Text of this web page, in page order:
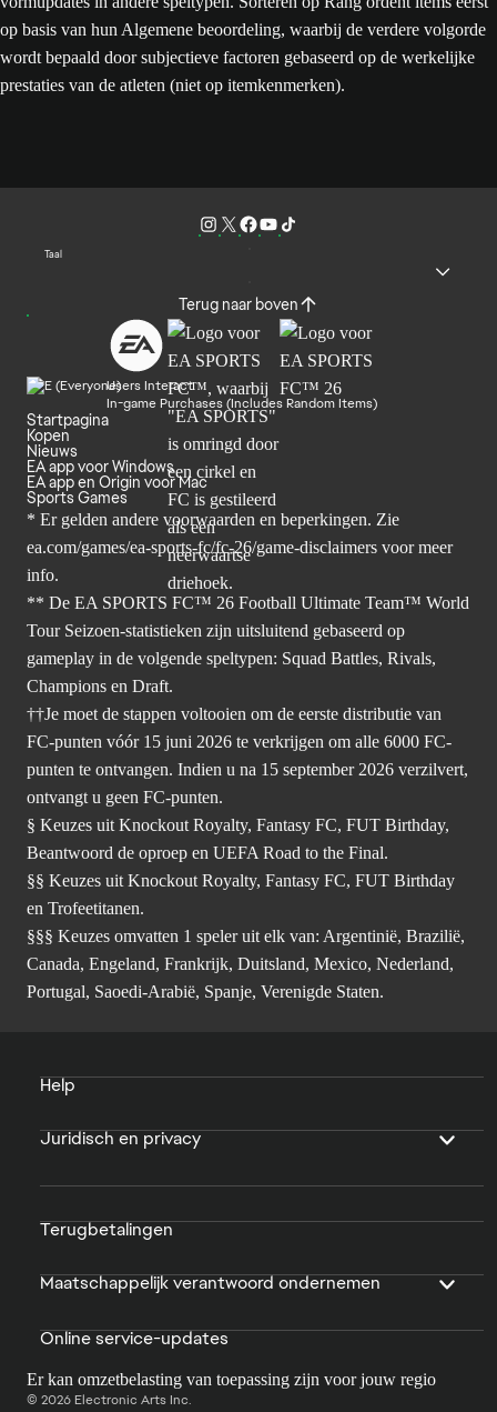
op basis van hun Algemene beoordeling, waarbij de verdere volgorde
wordt bepaald door subjectieve factoren gebaseerd op de werkelijke
prestaties van de atleten (niet op itemkenmerken).
Taal
Terug naar boven
Users Interact
In-game Purchases (Includes Random Items)
Startpagina
Kopen
Nieuws
EA app voor Windows
EA app en Origin voor Mac
Sports Games
* Er gelden andere voorwaarden en beperkingen. Zie
ea.com/games/ea-sports-fc/fc-26/game-disclaimers voor meer
info.
** De EA SPORTS FC™ 26 Football Ultimate Team™ World
Tour Seizoen-statistieken zijn uitsluitend gebaseerd op
gameplay in de volgende speltypen: Squad Battles, Rivals,
Champions en Draft.
††Je moet de stappen voltooien om de eerste distributie van
FC-punten vóór 15 juni 2026 te verkrijgen om alle 6000 FC-
punten te ontvangen. Indien u na 15 september 2026 verzilvert,
ontvangt u geen FC-punten.
§ Keuzes uit Knockout Royalty, Fantasy FC, FUT Birthday,
Beantwoord de oproep en UEFA Road to the Final.
§§ Keuzes uit Knockout Royalty, Fantasy FC, FUT Birthday
en Trofeetitanen.
§§§ Keuzes omvatten 1 speler uit elk van: Argentinië, Brazilië,
Canada, Engeland, Frankrijk, Duitsland, Mexico, Nederland,
Portugal, Saoedi-Arabië, Spanje, Verenigde Staten.
Help
Juridisch en privacy
Terugbetalingen
Maatschappelijk verantwoord ondernemen
Online service-updates
Er kan omzetbelasting van toepassing zijn voor jouw regio
© 2026 Electronic Arts Inc.